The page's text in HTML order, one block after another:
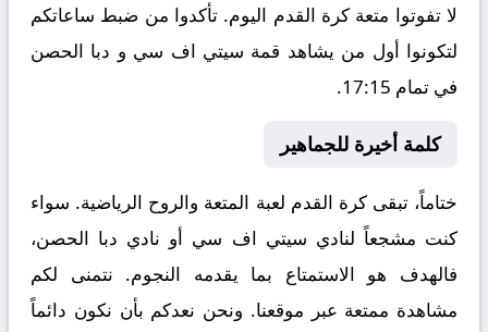
لا تفوتوا متعة كرة القدم اليوم. تأكدوا من ضبط ساعاتكم
لتكونوا أول من يشاهد قمة سيتي اف سي و دبا الحصن
في تمام 17:15.
كلمة أخيرة للجماهير
ختاماً، تبقى كرة القدم لعبة المتعة والروح الرياضية. سواء
كنت مشجعاً لنادي سيتي اف سي أو نادي دبا الحصن،
فالهدف هو الاستمتاع بما يقدمه النجوم. نتمنى لكم
مشاهدة ممتعة عبر موقعنا. ونحن نعدكم بأن نكون دائماً